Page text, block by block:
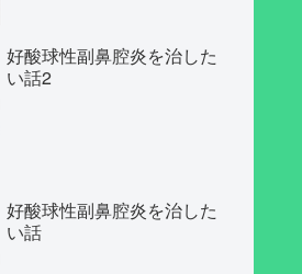
好酸球性副鼻腔炎を治した
い話2
好酸球性副鼻腔炎を治した
い話